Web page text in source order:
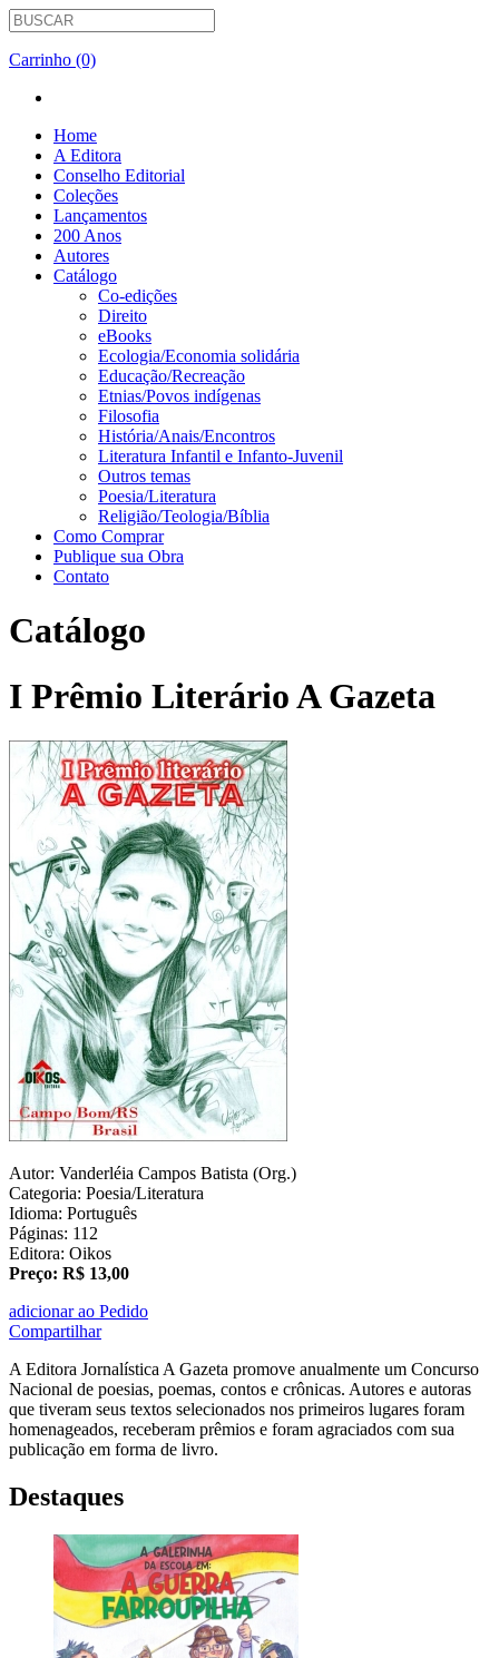
Carrinho (0)
Home
A Editora
Conselho Editorial
Coleções
Lançamentos
200 Anos
Autores
Catálogo
Co-edições
Direito
eBooks
Ecologia/Economia solidária
Educação/Recreação
Etnias/Povos indígenas
Filosofia
História/Anais/Encontros
Literatura Infantil e Infanto-Juvenil
Outros temas
Poesia/Literatura
Religião/Teologia/Bíblia
Como Comprar
Publique sua Obra
Contato
Catálogo
I Prêmio Literário A Gazeta
Autor: Vanderléia Campos Batista (Org.)
Categoria: Poesia/Literatura
Idioma: Português
Páginas: 112
Editora: Oikos
Preço: R$ 13,00
adicionar ao Pedido
Compartilhar
A Editora Jornalística A Gazeta promove anualmente um Concurso
Nacional de poesias, poemas, contos e crônicas. Autores e autoras
que tiveram seus textos selecionados nos primeiros lugares foram
homenageados, receberam prêmios e foram agraciados com sua
publicação em forma de livro.
Destaques